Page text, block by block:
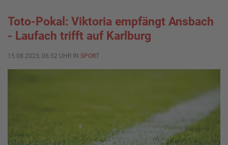
Toto-Pokal: Viktoria empfängt Ansbach
- Laufach trifft auf Karlburg
15.08.2023, 06:52 UHR IN SPORT